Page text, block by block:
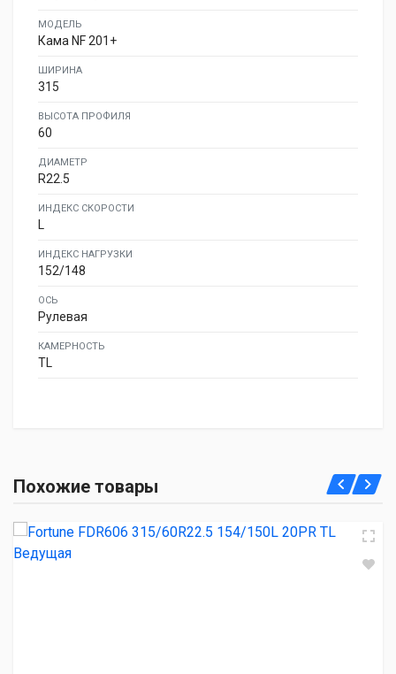
МОДЕЛЬ
Кама NF 201+
ШИРИНА
315
ВЫСОТА ПРОФИЛЯ
60
ДИАМЕТР
R22.5
ИНДЕКС СКОРОСТИ
L
ИНДЕКС НАГРУЗКИ
152/148
ОСЬ
Рулевая
КАМЕРНОСТЬ
TL
Похожие товары